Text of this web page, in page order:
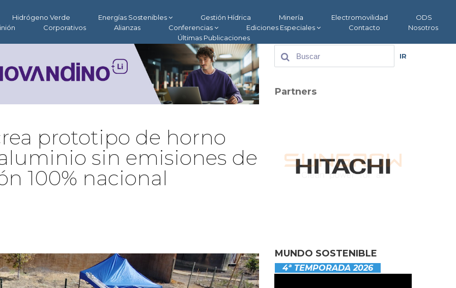
Hidrógeno Verde Energías Sostenibles Gestión Hídrica Minería Electromovilidad
ODS
Corporativos Alianzas Conferencias Ediciones Especiales Contacto
Nosotros
Últimas Publicaciones
prototipo de horno
sin emisiones de
100% nacional
IR
Partners
MUNDO SOSTENIBLE
4ª TEMPORADA 2026